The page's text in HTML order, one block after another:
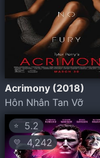
Acrimony (2018)
Hôn Nhân Tan Vỡ
⭐ 5.2
💛4,242